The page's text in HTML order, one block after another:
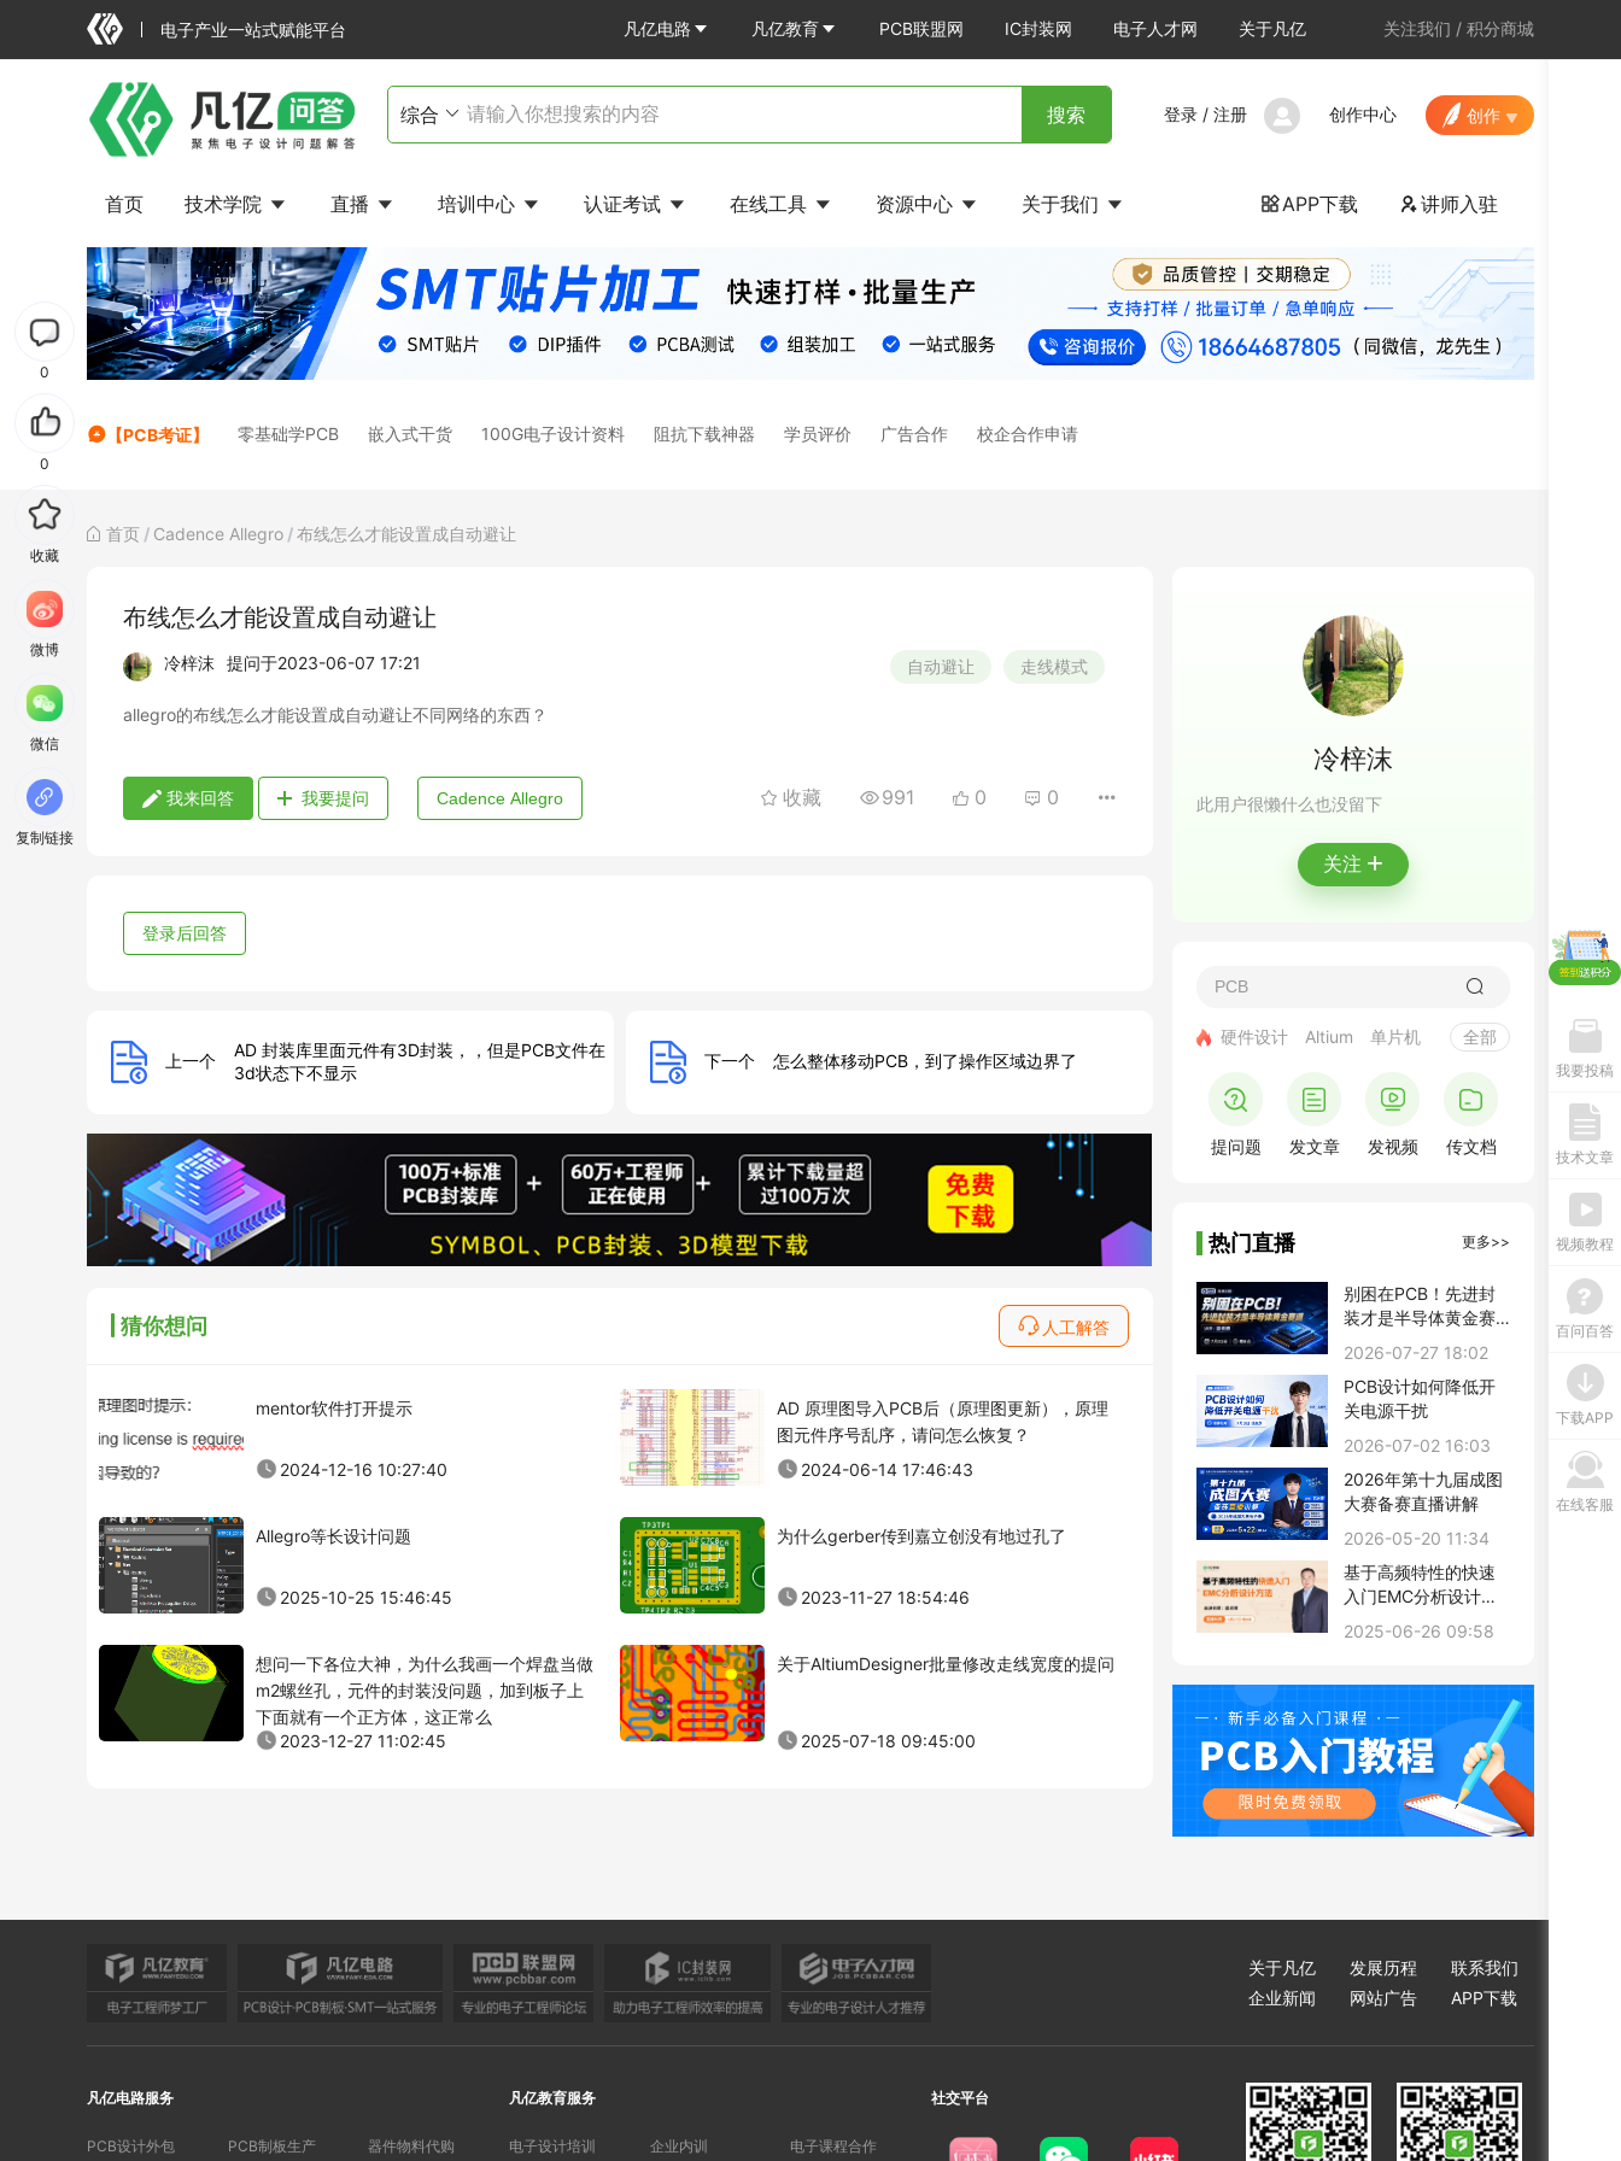
0
0
收藏
微博
微信
复制链接
电子产业一站式赋能平台 凡亿电路 凡亿教育 PCB联盟网 IC封装网 电子人才网 关于凡亿 关注我们 / 积分商城
搜索 登录 / 注册 创作中心 创作
首页 技术学院 直播 培训中心 认证考试 在线工具 资源中心 关于我们 APP下载 讲师入驻
【PCB考证】 零基础学PCB 嵌入式干货 100G电子设计资料 阻抗下载神器 学员评价 广告合作 校企合作申请
首页 / Cadence Allegro /布线怎么才能设置成自动避让
布线怎么才能设置成自动避让
冷梓沫 提问于2023-06-07 17:21 自动避让 走线模式
allegro的布线怎么才能设置成自动避让不同网络的东西？
我来回答 我要提问 Cadence Allegro 收藏 991 0 0
登录后回答
上一个
AD 封装库里面元件有3D封装，，但是PCB文件在
3d状态下不显示
下一个 怎么整体移动PCB，到了操作区域边界了
猜你想问 人工解答
mentor软件打开提示
2024-12-16 10:27:40
AD 原理图导入PCB后（原理图更新），原理
图元件序号乱序，请问怎么恢复？
2024-06-14 17:46:43
Allegro等长设计问题
2025-10-25 15:46:45
为什么gerber传到嘉立创没有地过孔了
2023-11-27 18:54:46
想问一下各位大神，为什么我画一个焊盘当做
m2螺丝孔，元件的封装没问题，加到板子上
下面就有一个正方体，这正常么
2023-12-27 11:02:45
关于AltiumDesigner批量修改走线宽度的提问
2025-07-18 09:45:00
冷梓沫
此用户很懒什么也没留下
关注 +
硬件设计 Altium 单片机 全部
提问题 发文章 发视频 传文档
热门直播 更多>>
别困在PCB！先进封
装才是半导体黄金赛
道
2026-07-27 18:02
PCB设计如何降低开
关电源干扰
2026-07-02 16:03
2026年第十九届成图
大赛备赛直播讲解
2026-05-20 11:34
基于高频特性的快速
入门EMC分析设计方
法
2025-06-26 09:58
凡亿电路服务
PCB设计外包 PCB制板生产 器件物料代购
凡亿教育服务
电子设计培训 企业内训 电子课程合作
社交平台
关于凡亿 发展历程
联系我们
企业新闻
网站广告 APP下载
我要投稿
技术文章
视频教程
百问百答
下载APP
在线客服